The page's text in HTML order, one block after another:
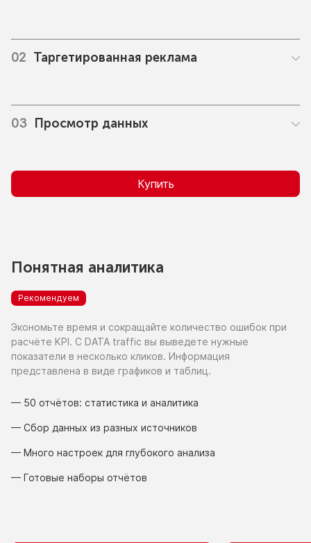
02 Таргетированная реклама
03 Просмотр данных
Купить
Понятная аналитика
Рекомендуем
Экономьте время и сокращайте количество ошибок при
расчёте KPI. С DATA traffic вы выведете нужные
показатели в несколько кликов. Информация
представлена в виде графиков и таблиц.
— 50 отчётов: статистика и аналитика
— Сбор данных из разных источников
— Много настроек для глубокого анализа
— Готовые наборы отчётов